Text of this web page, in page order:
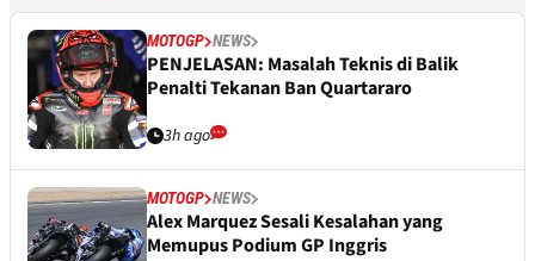
MOTOGP NEWS
PENJELASAN: Masalah Teknis di Balik
Penalti Tekanan Ban Quartararo
3h ago
MOTOGP NEWS
Alex Marquez Sesali Kesalahan yang
Memupus Podium GP Inggris